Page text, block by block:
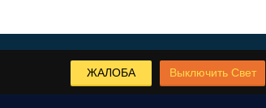
Выключить Свет
ЖАЛОБА